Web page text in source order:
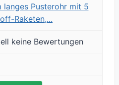
langes Pusterohr mit 5
Raketen,...
keine Bewertungen